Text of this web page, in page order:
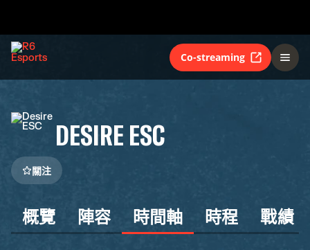
Co-streaming
DESIRE ESC
關注
概覽 陣容 時間軸 時程 戰績